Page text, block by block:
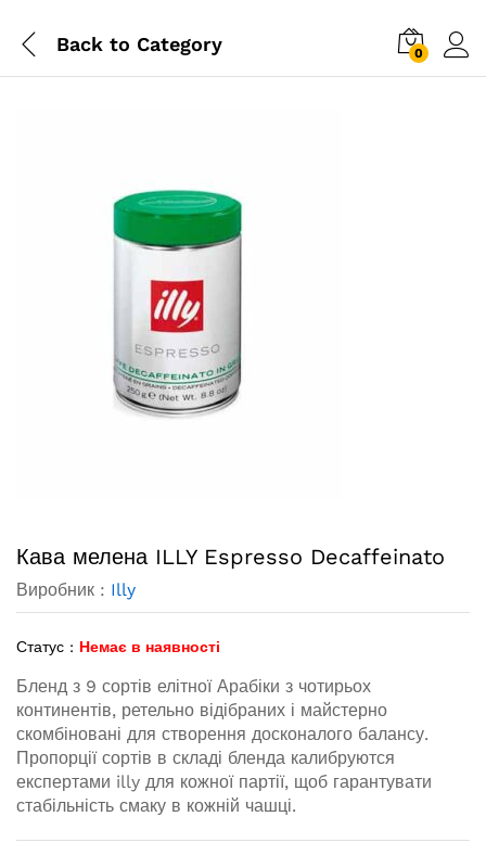
Back to Category 0
Кава мелена ILLY Espresso Decaffeinato
Виробник : Illy
Статус : Немає в наявності
Бленд з 9 сортів елітної Арабіки з чотирьох
континентів, ретельно відібраних і майстерно
скомбіновані для створення досконалого балансу.
Пропорції сортів в складі бленда калибруются
експертами illy для кожної партії, щоб гарантувати
стабільність смаку в кожній чашці.